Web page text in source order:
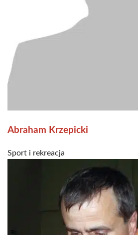
Abraham Krzepicki
Sport i rekreacja